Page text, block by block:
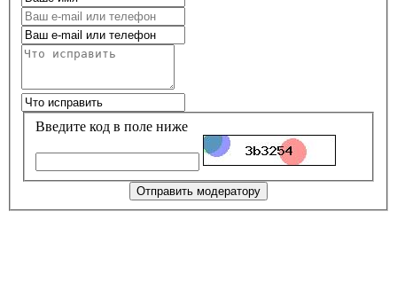
Введите код в поле ниже
Отправить модератору